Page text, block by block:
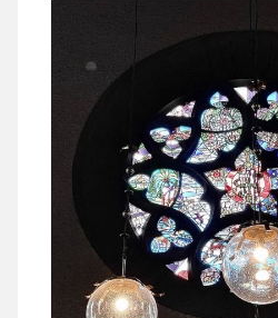
Apr. 1